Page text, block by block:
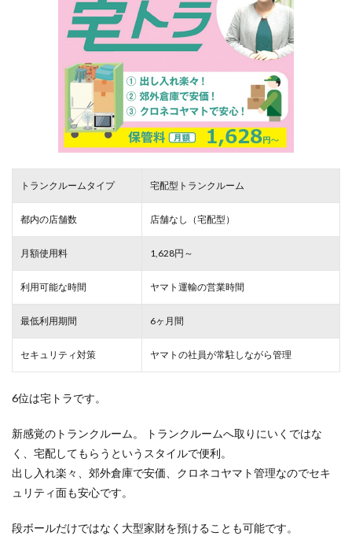
トランクルームタイプ 宅配型トランクルーム
都内の店舗数 店舗なし（宅配型）
月額使用料 1,628円～
利用可能な時間 ヤマト運輸の営業時間
最低利用期間 6ヶ月間
セキュリティ対策 ヤマトの社員が常駐しながら管理
6位は宅トラです。
新感覚のトランクルーム。 トランクルームへ取りにいくではな
く、宅配してもらうというスタイルで便利。
出し入れ楽々、郊外倉庫で安価、クロネコヤマト管理なのでセキ
ュリティ面も安心です。
段ボールだけではなく大型家財を預けることも可能です。